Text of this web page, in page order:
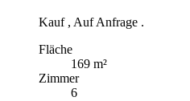
Kauf , Auf Anfrage .
Fläche
169 m²
Zimmer
6